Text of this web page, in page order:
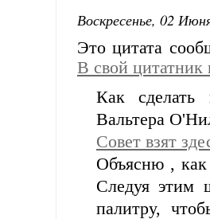
Воскресенье, 02
Это цитата
В свой цитатник
Как сделать
Вальтера
Совет взят
Объясню , как
Следуя этим
палитру,